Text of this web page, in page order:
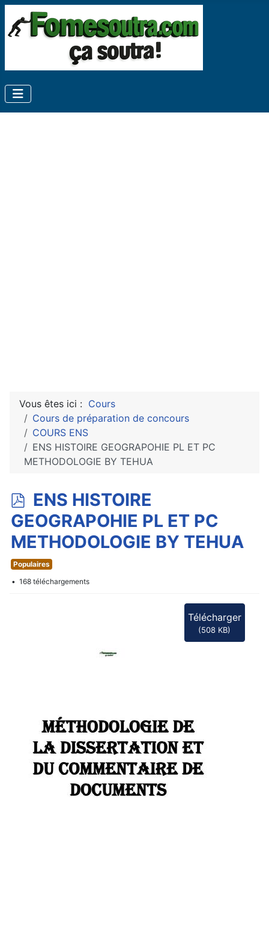
Vous êtes ici : Cours
Cours de préparation de concours
COURS ENS
ENS HISTOIRE GEOGRAPOHIE PL ET PC
METHODOLOGIE BY TEHUA
p
d
f
ENS HISTOIRE
GEOGRAPOHIE PL ET PC
METHODOLOGIE BY TEHUA
Populaires
168 téléchargements
Télécharger
(508 KB)